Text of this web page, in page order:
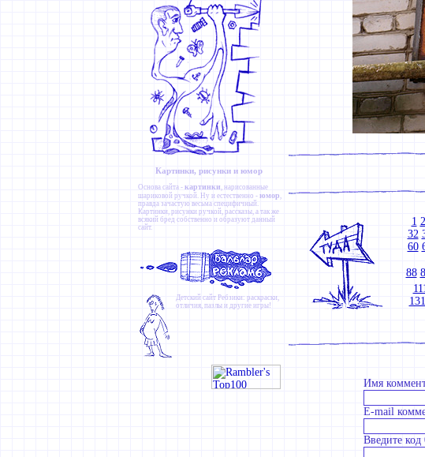
Картинки, рисунки и юмор
Основа сайта - картинки, нарисованные
шариковой ручкой. Ну и естественно - юмор,
правда зачастую весьма специфичный.
Картинки, рисунки ручкой, рассказы, а так же
всякий бред собственно и образуют данный
сайт.
Детский сайт Ребзики: раскраски,
отличия, пазлы и другие игры!
1 2
32
60
88
131
Имя
E-mail
Введите код